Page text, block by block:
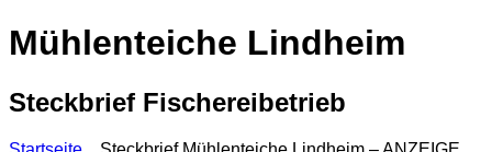
Mühlenteiche Lindheim
Steckbrief Fischereibetrieb